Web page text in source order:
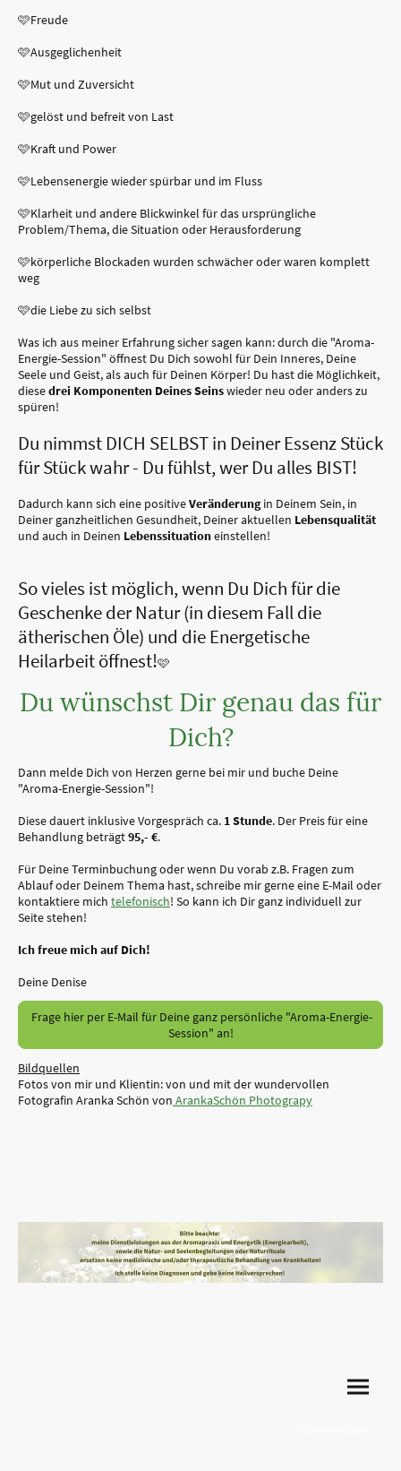
🩷Freude
🩷Ausgeglichenheit
🩷Mut und Zuversicht
🩷gelöst und befreit von Last
🩷Kraft und Power
🩷Lebensenergie wieder spürbar und im Fluss
🩷Klarheit und andere Blickwinkel für das ursprüngliche
Problem/Thema, die Situation oder Herausforderung
🩷körperliche Blockaden wurden schwächer oder waren komplett
weg
🩷die Liebe zu sich selbst
Was ich aus meiner Erfahrung sicher sagen kann: durch die "Aroma-
Energie-Session" öffnest Du Dich sowohl für Dein Inneres, Deine
Seele und Geist, als auch für Deinen Körper! Du hast die Möglichkeit,
diesedrei Komponenten Deines Seinswieder neu oder anders zu
spüren!
Du nimmst DICH SELBST in Deiner Essenz Stück
für Stück wahr - Du fühlst, wer Du alles BIST!
Dadurch kann sich eine positiveVeränderungin Deinem Sein, in
Deiner ganzheitlichen Gesundheit, Deiner aktuellen Lebensqualität
und auch in Deinen Lebenssituationeinstellen!
So vieles ist möglich, wenn Du Dich für die
Geschenke der Natur (in diesem Fall die
ätherischen Öle) und die Energetische
Heilarbeit öffnest!🩷
Du wünschst Dir genau das für
Dich?
Dann melde Dich von Herzen gerne bei mir und buche Deine
"Aroma-Energie-Session"!
Diese dauert inklusive Vorgespräch ca. 1 Stunde. Der Preis für eine
Behandlung beträgt95,- €.
Für Deine Terminbuchung oder wenn Du vorab z.B. Fragen zum
Ablauf oder Deinem Thema hast, schreibe mir gerne eine E-Mail oder
kontaktiere mich telefonisch! So kann ich Dir ganz individuell zur
Seite stehen!
Ich freue mich auf Dich!
Deine Denise
Frage hier per E-Mail für Deine ganz persönliche "Aroma-Energie-
Session" an!
Bildquellen
Fotos von mir und Klientin: von und mit der wundervollen
Fotografin Aranka Schön von ArankaSchön Photograpy